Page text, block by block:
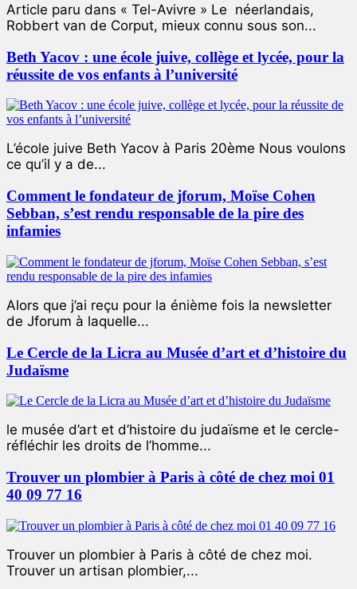
Article paru dans « Tel-Avivre » Le néerlandais,
Robbert van de Corput, mieux connu sous son...
Beth Yacov : une école juive, collège et lycée, pour la
réussite de vos enfants à l’université
L’école juive Beth Yacov à Paris 20ème Nous voulons
ce qu’il y a de...
Comment le fondateur de jforum, Moïse Cohen
Sebban, s’est rendu responsable de la pire des
infamies
Alors que j’ai reçu pour la énième fois la newsletter
de Jforum à laquelle...
Le Cercle de la Licra au Musée d’art et d’histoire du
Judaïsme
le musée d’art et d’histoire du judaïsme et le cercle-
réfléchir les droits de l’homme...
Trouver un plombier à Paris à côté de chez moi 01
40 09 77 16
Trouver un plombier à Paris à côté de chez moi.
Trouver un artisan plombier,...